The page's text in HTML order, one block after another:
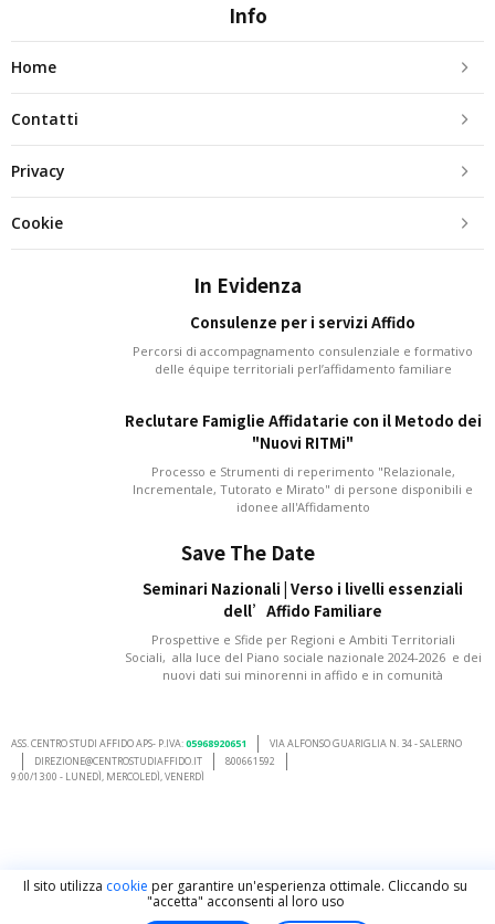
Info
Home
Contatti
Privacy
Cookie
In Evidenza
Consulenze per i servizi Affido
Percorsi di accompagnamento consulenziale e formativo
delle équipe territoriali perl’affidamento familiare
Reclutare Famiglie Affidatarie con il Metodo dei
"Nuovi RITMi"
Processo e Strumenti di reperimento "Relazionale,
Incrementale, Tutorato e Mirato" di persone disponibili e
idonee all'Affidamento
Save The Date
Seminari Nazionali | Verso i livelli essenziali
dell’Affido Familiare
Prospettive e Sfide per Regioni e Ambiti Territoriali
Sociali, alla luce del Piano sociale nazionale 2024-2026 e dei
nuovi dati sui minorenni in affido e in comunità
ASS. CENTRO STUDI AFFIDO APS- P.IVA:05968920651
VIA ALFONSO GUARIGLIA N. 34 - SALERNO
DIREZIONE@CENTROSTUDIAFFIDO.IT
800661592
9:00/13:00 - LUNEDÌ, MERCOLEDÌ, VENERDÌ
Il sito utilizza cookie per garantire un'esperienza ottimale. Cliccando su
"accetta" acconsenti al loro uso